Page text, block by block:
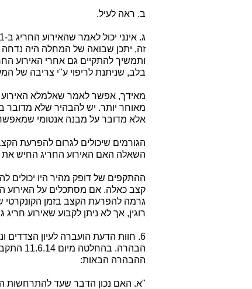
ב. ראה לעיל.
זה, יתכן שבואה של המחלה היה
ותמשיך להתקיים גם אחרי האירוע
בלב, שניתנת לריפוי ע"י צריבה של
מאידך, אפשר לאמר שאלמלא
מאוחר יותר. יש להבהיר שלא
אלא מדובר על מבנה אנטומי
הגורמים שיכולים לגרום להפרעת
השאלה האם האירוע החריג החיש
ההתקפים של דופק מהיר היו יכולים
קצב כאלה. אם מסתכלים על האירוע
גרמה להפרעת הקצב בזמן הקונקרטי
רוגין, אך לא ניתן לקבוע שאירוע
6. חוות הדעת הועברה לעיון
הבהרה.
ההבהרה הבאות: